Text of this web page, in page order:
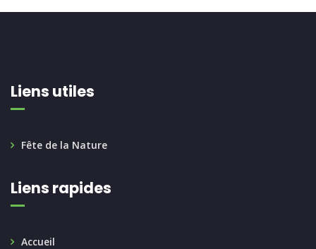
Liens utiles
Fête de la Nature
Liens rapides
Accueil